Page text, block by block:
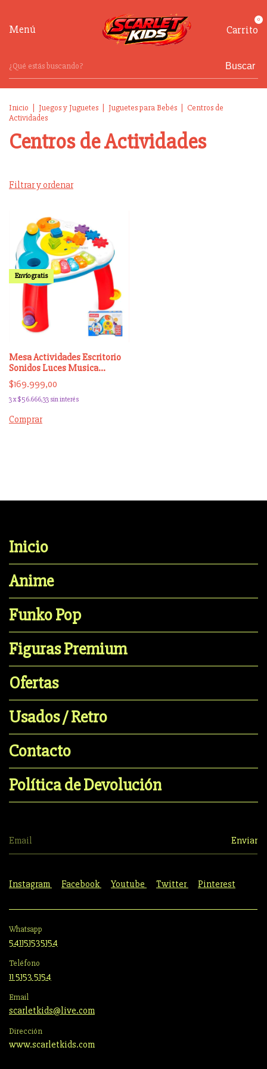
Menú Carrito
0
Buscar
Inicio Juegos y Juguetes Juguetes para Bebés
Centros de
Actividades
Centros de Actividades
Filtrar y ordenar
Envío gratis
Mesa Actividades Escritorio
Sonidos Luces Musica
Winfun Original
$169.999,00
3x$56.666,33 sin interés
Inicio
Anime
Funko Pop
Figuras Premium
Ofertas
Usados / Retro
Contacto
Política de Devolución
Instagram Facebook Youtube Twitter Pinterest
Whatsapp
541151535154
Teléfono
11 5153 5154
Email
scarletkids@live.com
Dirección
www.scarletkids.com